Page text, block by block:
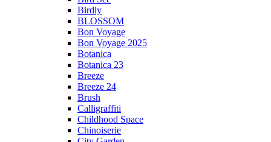
Birdly
BLOSSOM
Bon Voyage
Bon Voyage 2025
Botanica
Botanica 23
Breeze
Breeze 24
Brush
Calligraffiti
Childhood Space
Chinoiserie